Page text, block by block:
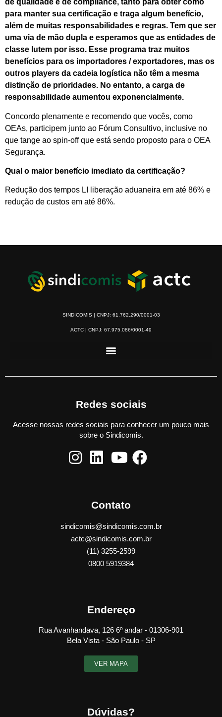
de qualidade e de compliance, tanto para obter como
para manter sua certificação e traga algum benefício,
além de muitas responsabilidades e regras. Tem que ser
uma via de mão dupla e esperamos que as entidades de
classe lutem por isso. Esse programa traz muitos
benefícios para os importadores / exportadores, mas os
outros players da cadeia logística não têm a mesma
distinção de prioridades. No entanto, a carga de
responsabilidade aumentou exponencialmente.
Concordo plenamente e recomendo que vocês, como
OEAs, participem junto ao Fórum Consultivo, inclusive no
que tange ao spin-off que está sendo proposto para o OEA
Segurança.
Qual o maior benefício imediato da certificação?
Redução dos tempos LI liberação aduaneira em até 86% e
redução de custos em até 86%.
SINDICOMIS | CNPJ: 61.762.290/0001-03
ACTC | CNPJ: 67.975.086/0001-49
Redes sociais
Acesse nossas redes sociais para conhecer um pouco mais
sobre o Sindicomis.
Contato
sindicomis@sindicomis.com.br
actc@sindicomis.com.br
(11) 3255-2599
0800 5919384
Endereço
Rua Avanhandava, 126 6º andar - 01306-901
Bela Vista - São Paulo - SP
VER MAPA
Dúvidas?